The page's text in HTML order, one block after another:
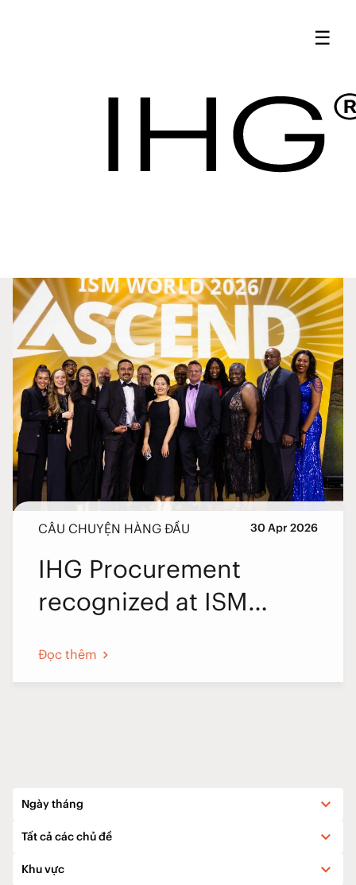
Tin tức mới nhất |
khách sạn ihg -
Mua sắm ihg
☰
Tin tức mới
CÂU CHUYỆN HÀNG ĐẦU 30 Apr 2026
IHG Procurement
recognized at ISM
Đọc thêm
Ngày tháng
Tất cả các chủ đề
Khu vực